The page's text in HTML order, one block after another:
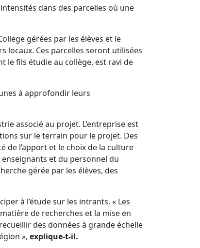
dans des parcelles où une
gérées par les élèves et le
Ces parcelles seront utilisées
le fils étudie au collège, est ravi de
à approfondir leurs
associé au projet. L’entreprise est
sur le terrain pour le projet. Des
de l’apport et le choix de la culture
et du personnel du
gérée par les élèves, des
à l’étude sur les intrants. « Les
de recherches et la mise en
des données à grande échelle
», explique-t-il.